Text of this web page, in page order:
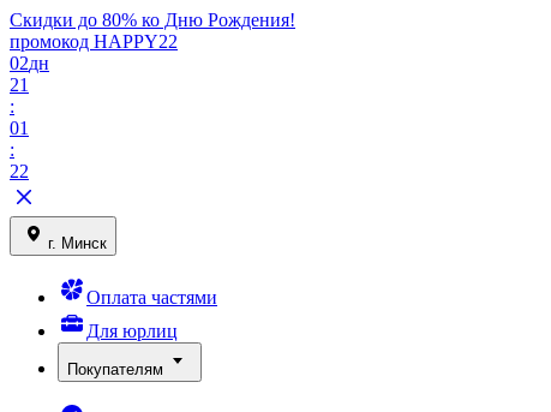
Скидки до 80% ко Дню Рождения!
промокод HAPPY22
02дн
21
:
01
:
22
г. Минск
Оплата частями
Для юрлиц
Покупателям